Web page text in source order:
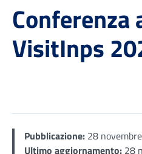
Conferenza
VisitInps
Pubblicazione: 28
Ultimo aggiornamento: 28